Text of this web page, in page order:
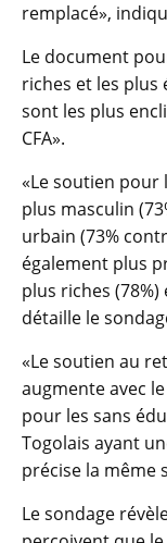
remplacé»,
Le document
riches et les plus
sont les plus
CFA».
«Le soutien pour
plus masculin
urbain (73%
également plus
plus riches (78%)
détaille le
«Le soutien au
augmente avec
pour les sans
Togolais ayant
précise la même
Le sondage